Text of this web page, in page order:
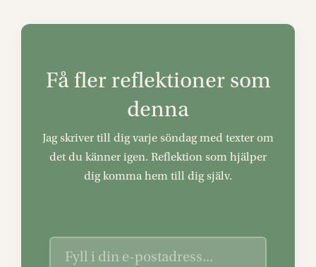
Få fler reflektioner som
denna
Jag skriver till dig varje söndag med texter om
det du känner igen. Reflektion som hjälper
dig komma hem till dig själv.